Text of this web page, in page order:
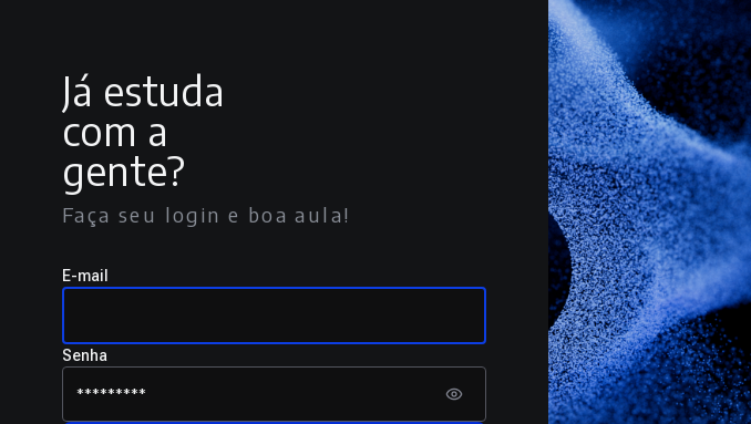
Já estuda
com a
gente?
Faça seu login e boa aula!
E-mail
Senha